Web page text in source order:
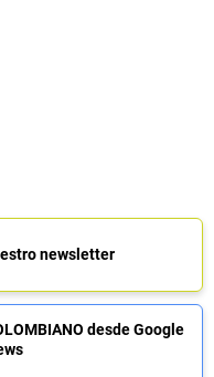
newsletter
desde Google